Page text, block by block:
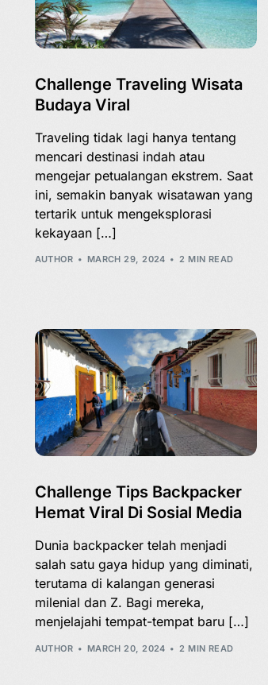
Challenge Traveling Wisata
Budaya Viral
Traveling tidak lagi hanya tentang
mencari destinasi indah atau
mengejar petualangan ekstrem. Saat
ini, semakin banyak wisatawan yang
tertarik untuk mengeksplorasi
kekayaan […]
AUTHOR MARCH 29, 2024 2 MIN READ
Challenge Tips Backpacker
Hemat Viral Di Sosial Media
Dunia backpacker telah menjadi
salah satu gaya hidup yang diminati,
terutama di kalangan generasi
milenial dan Z. Bagi mereka,
menjelajahi tempat-tempat baru […]
AUTHOR MARCH 20, 2024 2 MIN READ